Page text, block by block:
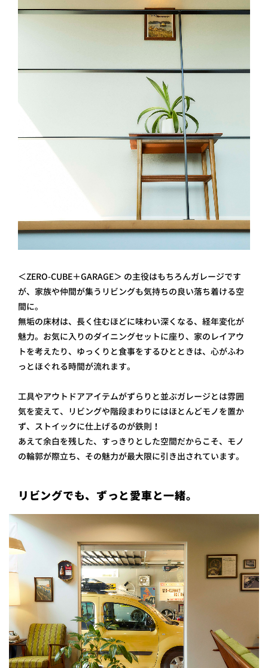
＜ZERO-CUBE＋GARAGE＞ の主役はもちろんガレージです
が、家族や仲間が集うリビングも気持ちの良い落ち着ける空
間に。
無垢の床材は、長く住むほどに味わい深くなる、経年変化が
魅力。お気に入りのダイニングセットに座り、家のレイアウ
トを考えたり、ゆっくりと食事をするひとときは、心がふわ
っとほぐれる時間が流れます。
工具やアウトドアアイテムがずらりと並ぶガレージとは雰囲
気を変えて、リビングや階段まわりにはほとんどモノを置か
ず、ストイックに仕上げるのが鉄則！
あえて余白を残した、すっきりとした空間だからこそ、モノ
の輪郭が際立ち、その魅力が最大限に引き出されています。
リビングでも、ずっと愛車と一緒。